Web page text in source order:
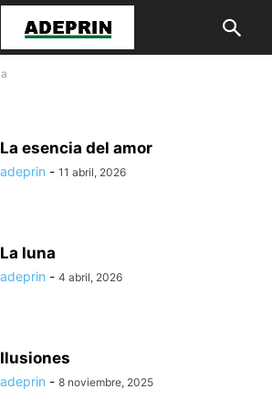
La esencia del amor
adeprin - 11 abril, 2026
La luna
adeprin - 4 abril, 2026
Ilusiones
adeprin - 8 noviembre, 2025